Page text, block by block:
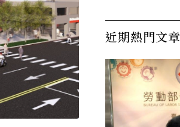
近期熱門文章